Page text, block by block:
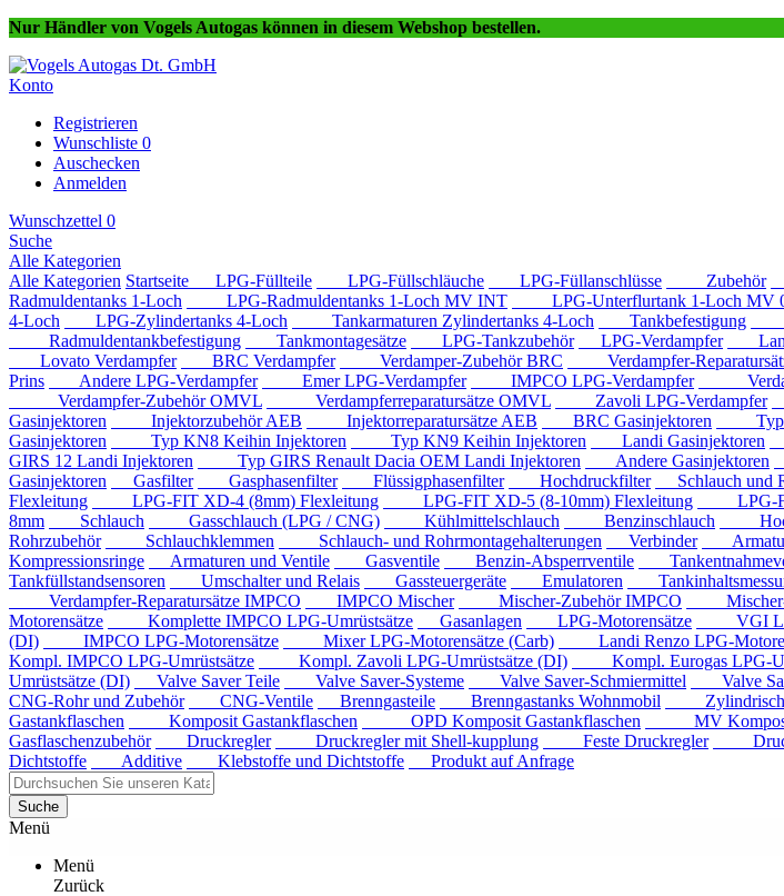
Nur Händler von Vogels Autogas können in diesem Webshop bestellen.
Konto
Registrieren
Wunschliste 0
Auschecken
Anmelden
Wunschzettel 0
Suche
Alle Kategorien
Alle Kategorien Startseite LPG-Füllteile LPG-Füllschläuche LPG-Füllanschlüsse Zubehör
Radmuldentanks 1-Loch
LPG-Radmuldentanks 1-Loch MV INT LPG-Unterflurtank 1-Loch MV
4-Loch
LPG-Zylindertanks 4-Loch Tankarmaturen Zylindertanks 4-Loch Tankbefestigung
Radmuldentankbefestigung
Tankmontagesätze LPG-Tankzubehör LPG-Verdampfer Landi
Lovato Verdampfer
BRC Verdampfer Verdamper-Zubehör BRC Verdampfer-
Prins
Andere LPG-Verdampfer Emer LPG-Verdampfer IMPCO LPG-Verdampfer
Verdampfer-Zubehör OMVL
Verdampferreparatursätze OMVL Zavoli LPG-Verdampfer
Gasinjektoren
Injektorzubehör AEB Injektorreparatursätze AEB BRC Gasinjektoren Typ
Gasinjektoren
Typ KN8 Keihin Injektoren Typ KN9 Keihin Injektoren Landi Gasinjektoren
GIRS 12 Landi Injektoren
Typ GIRS Renault Dacia OEM Landi Injektoren Andere Gasinjektoren
Gasinjektoren
Gasfilter Gasphasenfilter Flüssigphasenfilter Hochdruckfilter Schlauch und
Flexleitung
LPG-FIT XD-4 (8mm) Flexleitung LPG-FIT XD-5 (8-10mm) Flexleitung LPG-FIT
8mm
Schlauch Gasschlauch (LPG / CNG) Kühlmittelschlauch Benzinschlauch
Rohrzubehör
Schlauchklemmen Schlauch- und Rohrmontagehalterungen Verbinder
Kompressionsringe
Armaturen und Ventile Gasventile Benzin-Absperrventile
Tankfüllstandsensoren
Umschalter und Relais Gassteuergeräte Emulatoren
Verdampfer-Reparatursätze IMPCO
IMPCO Mischer Mischer-Zubehör IMPCO Mischer-
Motorensätze
Komplette IMPCO LPG-Umrüstsätze Gasanlagen LPG-Motorensätze VGI
(DI)
IMPCO LPG-Motorensätze Mixer LPG-Motorensätze (Carb) Landi Renzo LPG-
Kompl. IMPCO LPG-Umrüstsätze
Kompl. Zavoli LPG-Umrüstsätze (DI) Kompl. Eurogas LPG-
Umrüstsätze (DI)
Valve Saver Teile Valve Saver-Systeme Valve Saver-Schmiermittel Valve
CNG-Rohr und Zubehör
CNG-Ventile Brenngasteile Brenngastanks Wohnmobil Zylindrischer
Gastankflaschen
Komposit Gastankflaschen OPD Komposit Gastankflaschen MV Komposit
Gasflaschenzubehör
Druckregler Druckregler mit Shell-kupplung Feste Druckregler
Dichtstoffe
Additive Klebstoffe und Dichtstoffe Produkt auf Anfrage
Suche
Menü
Menü
Zurück